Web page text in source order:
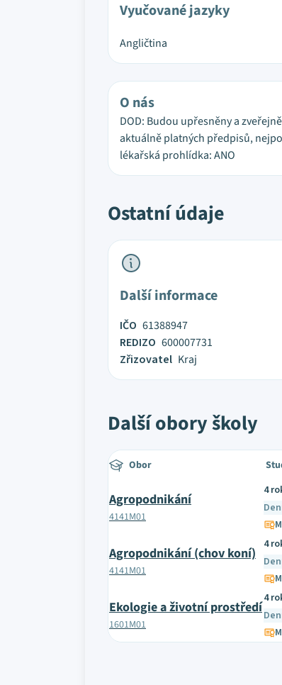
Vyučované jazyky
Angličtina
O nás
DOD: Budou upřesněny a
aktuálně platných předpisů,
lékařská prohlídka: ANO
Ostatní údaje
Další informace
IČO 61388947
REDIZO 600007731
Zřizovatel Kraj
Další obory školy
Obor
Agropodnikání
4141M01
4
Agropodnikání (chov koní)
4141M01
4
Ekologie a životní prostředí
1601M01
4